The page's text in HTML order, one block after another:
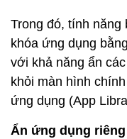
Trong đó, tính năng
khóa ứng dụng
với khả năng ẩn
khỏi màn hình
ứng dụng (App
Ẩn ứng dụng